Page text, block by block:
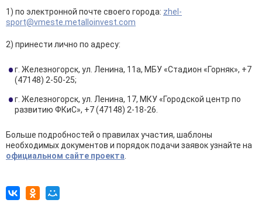
1) по электронной почте своего города: zhel-
sport@vmeste.metalloinvest.com
2) принести лично по адресу:
г. Железногорск, ул. Ленина, 11а, МБУ «Стадион «Горняк», +7
(47148) 2-50-25;
г. Железногорск, ул. Ленина, 17, МКУ «Городской центр по
развитию ФКиС», +7 (47148) 2-18-26.
Больше подробностей о правилах участия, шаблоны
необходимых документов и порядок подачи заявок узнайте на
официальном сайте проекта